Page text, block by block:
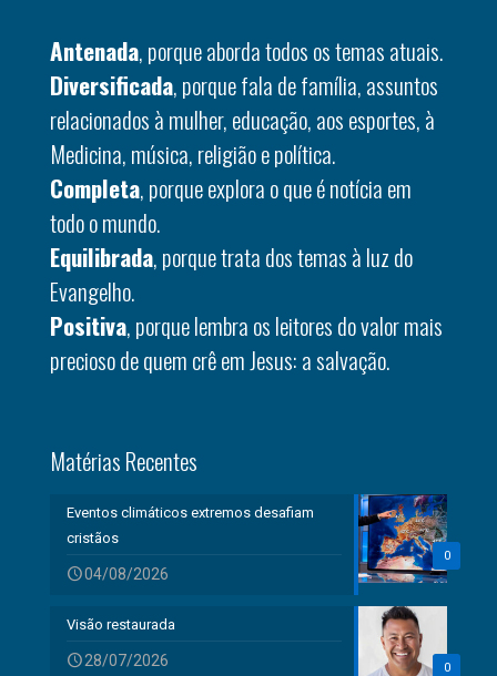
Antenada, porque aborda todos os temas atuais.
Diversificada, porque fala de família, assuntos
relacionados à mulher, educação, aos esportes, à
Medicina, música, religião e política.
Completa, porque explora o que é notícia em
todo o mundo.
Equilibrada, porque trata dos temas à luz do
Evangelho.
Positiva, porque lembra os leitores do valor mais
precioso de quem crê em Jesus: a salvação.
Matérias Recentes
0
Eventos climáticos extremos desafiam
cristãos
04/08/2026
0
Visão restaurada
28/07/2026